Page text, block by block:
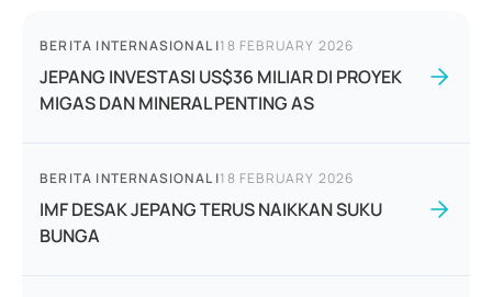
BERITA INTERNASIONAL |18 FEBRUARY 2026
JEPANG INVESTASI US$36 MILIAR DI PROYEK
MIGAS DAN MINERAL PENTING AS
BERITA INTERNASIONAL |18 FEBRUARY 2026
IMF DESAK JEPANG TERUS NAIKKAN SUKU
BUNGA